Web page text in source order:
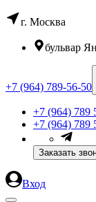
г. Москва
бульвар
+7 (964) 789-56-50
+7 (964) 789
+7 (964) 789
Заказать
Вход